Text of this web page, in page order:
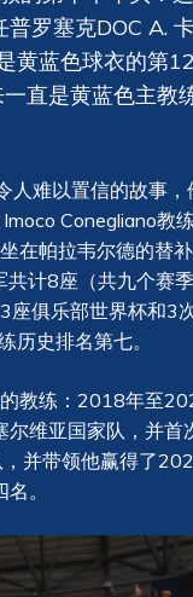
罗塞克DOC A. 卡
黄蓝色球衣的第
直是黄蓝色主教
难以置信的故事，
Conegliano教
在帕拉韦尔德的替
计8座（共九个赛
座俱乐部世界杯和3
史排名第七。
教练：2018年至
维亚国家队，并首
并带领他赢得了
。